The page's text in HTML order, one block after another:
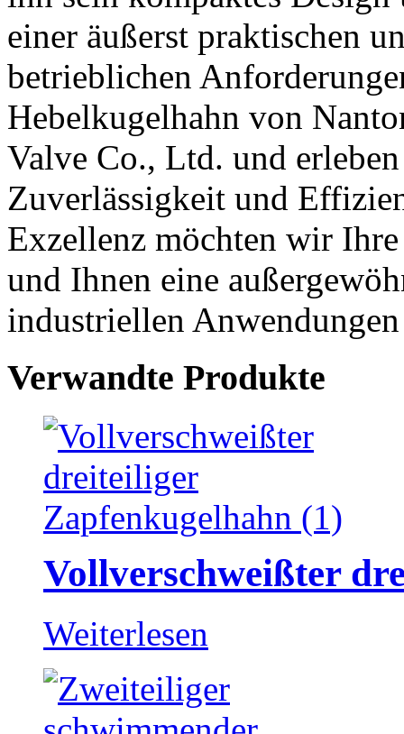
einer äußerst praktischen
betrieblichen
Hebelkugelhahn von
Valve Co., Ltd. und
Zuverlässigkeit und
Exzellenz möchten wir
und Ihnen eine
industriellen
Verwandte Produkte
Vollverschweißter
Weiterlesen